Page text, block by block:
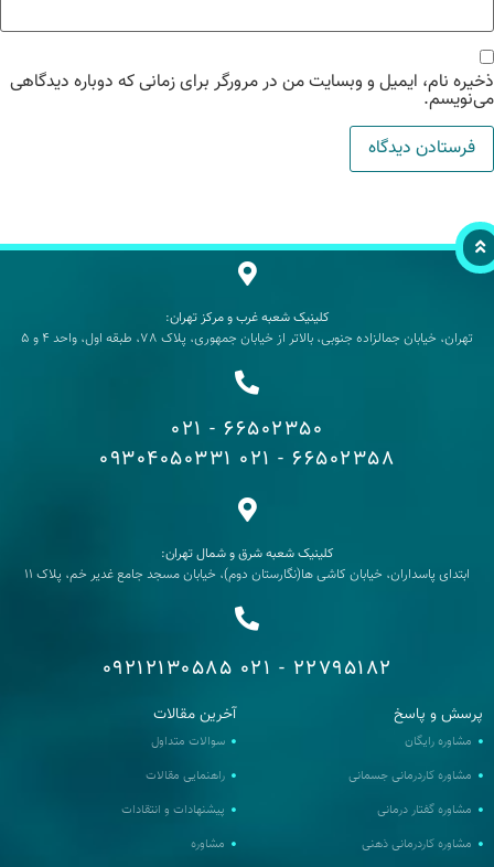
نام، ایمیل و وبسایت من در مرورگر برای زمانی که دوباره دیدگاهی
کلینیک شعبه غرب و مرکز تهران:
تهران، خیابان جمالزاده جنوبی، بالاتر از خیابان جمهوری، پلاک 78، طبقه اول، واحد 4 و 5
66502350 - 021
66502358 - 021
09304050331
کلینیک شعبه شرق و شمال تهران:
ابتدای پاسداران، خیابان کاشی ها(نگارستان دوم)، خیابان مسجد جامع غدیر خم، پلاک 11
22795182 - 021
09212130585
پرسش و پاسخ
مشاوره رایگان
مشاوره کاردرمانی جسمانی
مشاوره گفتار درمانی
مشاوره کاردرمانی ذهنی
آخرین مقالات
سوالات متداول
راهنمایی مقالات
پیشنهادات و انتقادات
مشاوره